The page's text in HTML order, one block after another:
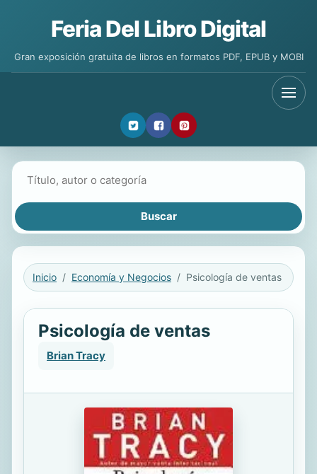
Feria Del Libro Digital
Gran exposición gratuita de libros en formatos PDF, EPUB y MOBI
Inicio Economía y Negocios Psicología de ventas
Psicología de ventas
Brian Tracy